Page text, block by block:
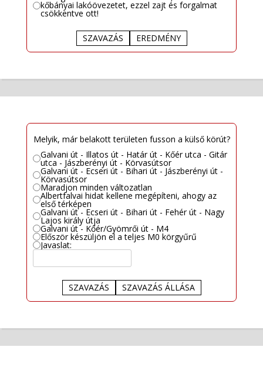
kőbányai lakóövezetet, ezzel zajt és forgalmat
csökkentve ott!
SZAVAZÁS EREDMÉNY
Melyik, már belakott területen fusson a külső körút?
Galvani út - Illatos út - Határ út - Kőér utca - Gitár
utca - Jászberényi út - Körvasútsor
Galvani út - Ecseri út - Bihari út - Jászberényi út -
Körvasútsor
Maradjon minden változatlan
Albertfalvai hidat kellene megépíteni, ahogy az
első térképen
Galvani út - Ecseri út - Bihari út - Fehér út - Nagy
Lajos király útja
Galvani út - Kőér/Gyömrői út - M4
Először készüljön el a teljes M0 körgyűrű
Javaslat:
SZAVAZÁS SZAVAZÁS ÁLLÁSA